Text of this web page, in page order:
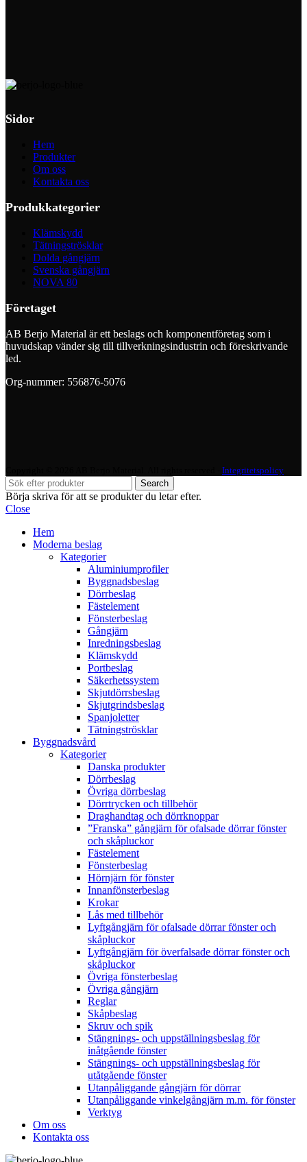
Sidor
Hem
Produkter
Om oss
Kontakta oss
Produkkategorier
Klämskydd
Tätningströsklar
Dolda gångjärn
Svenska gångjärn
NOVA 80
Företaget
AB Berjo Material är ett beslags och komponentföretag som i
huvudskap vänder sig till tillverkningsindustrin och föreskrivande
led.
Org-nummer: 556876-5076
Integritetspolicy
Search
Börja skriva för att se produkter du letar efter.
Close
Hem
Moderna beslag
Kategorier
Aluminiumprofiler
Byggnadsbeslag
Dörrbeslag
Fästelement
Fönsterbeslag
Gångjärn
Inredningsbeslag
Klämskydd
Portbeslag
Säkerhetssystem
Skjutdörrsbeslag
Skjutgrindsbeslag
Spanjoletter
Tätningströsklar
Byggnadsvård
Kategorier
Danska produkter
Dörrbeslag
Övriga dörrbeslag
Dörrtrycken och tillbehör
Draghandtag och dörrknoppar
”Franska” gångjärn för ofalsade dörrar fönster
och skåpluckor
Fästelement
Fönsterbeslag
Hörnjärn för fönster
Innanfönsterbeslag
Krokar
Lås med tillbehör
Lyftgångjärn för ofalsade dörrar fönster och
skåpluckor
Lyftgångjärn för överfalsade dörrar fönster och
skåpluckor
Övriga fönsterbeslag
Övriga gångjärn
Reglar
Skåpbeslag
Skruv och spik
Stängnings- och uppställningsbeslag för
inåtgående fönster
Stängnings- och uppställningsbeslag för
utåtgående fönster
Utanpåliggande gångjärn för dörrar
Utanpåliggande vinkelgångjärn m.m. för fönster
Verktyg
Om oss
Kontakta oss